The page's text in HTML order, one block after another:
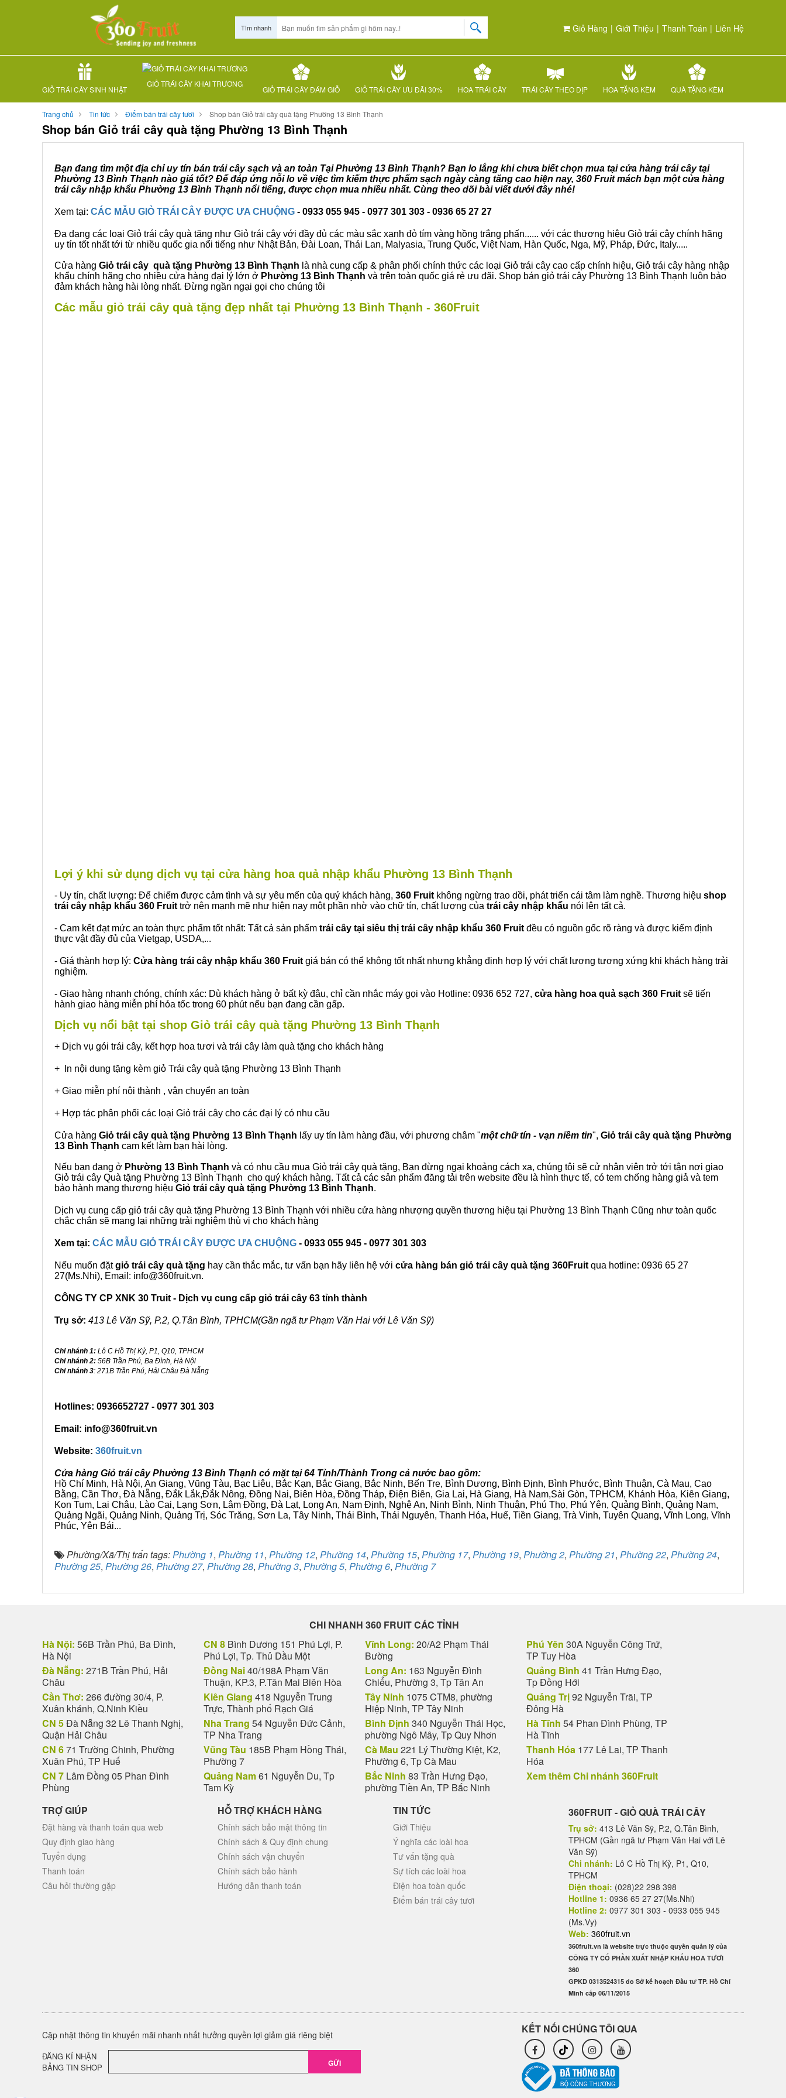
Giỏ Hàng | Giới Thiệu | Thanh Toán | Liên Hệ
Tìm nhanh
GIỎ TRÁI CÂY SINH NHẬT
GIỎ TRÁI CÂY KHAI TRƯƠNG
GIỎ TRÁI CÂY ĐÁM GIỖ GIỎ TRÁI CÂY ƯU ĐÃI 30% HOA TRÁI CÂY TRÁI CÂY THEO DỊP HOA TẶNG KÈM QUÀ TẶNG KÈM
Trang chủ Tin tức Điểm bán trái cây tươi Shop bán Giỏ trái cây quà tặng Phường 13 Bình Thạnh
Shop bán Giỏ trái cây quà tặng Phường 13 Bình Thạnh
Bạn đang tìm một địa chỉ uy tín bán trái cây sạch và an toàn Tại Phường 13 Bình Thạnh? Bạn lo lắng khi chưa biết chọn mua tại cửa hàng trái cây tại
Phường 13 Bình Thạnh nào giá tốt? Để đáp ứng nỗi lo về việc tìm kiếm thực phẩm sạch ngày càng tăng cao hiện nay, 360 Fruit mách bạn một cửa hàng
trái cây nhập khẩu Phường 13 Bình Thạnh nổi tiếng, được chọn mua nhiều nhất. Cùng theo dõi bài viết dưới đây nhé!
Xem tại: CÁC MẪU GIỎ TRÁI CÂY ĐƯỢC ƯA CHUỘNG - 0933 055 945 - 0977 301 303 - 0936 65 27 27
Đa dạng các loại Giỏ trái cây quà tặng như Giỏ trái cây với đầy đủ các màu sắc xanh đỏ tím vàng hồng trắng phấn...... với các thương hiệu Giỏ trái cây chính hãng
uy tín tốt nhất tới từ nhiều quốc gia nổi tiếng như Nhật Bản, Đài Loan, Thái Lan, Malyasia, Trung Quốc, Việt Nam, Hàn Quốc, Nga, Mỹ, Pháp, Đức, Italy.....
Cửa hàng Giỏ trái cây quà tặng Phường 13 Bình Thạnh là nhà cung cấp & phân phối chính thức các loại Giỏ trái cây cao cấp chính hiệu, Giỏ trái cây hàng nhập
khẩu chính hãng cho nhiều cửa hàng đại lý lớn ở Phường 13 Bình Thạnh và trên toàn quốc giá rẻ ưu đãi. Shop bán giỏ trái cây Phường 13 Bình Thạnh luôn bảo
đảm khách hàng hài lòng nhất. Đừng ngần ngại gọi cho chúng tôi
Các mẫu giỏ trái cây quà tặng đẹp nhất tại Phường 13 Bình Thạnh - 360Fruit
Lợi ý khi sử dụng dịch vụ tại cửa hàng hoa quả nhập khẩu Phường 13 Bình Thạnh
- Uy tín, chất lượng: Để chiếm được cảm tình và sự yêu mến của quý khách hàng, 360 Fruit không ngừng trao dồi, phát triển cái tâm làm nghề. Thương hiệu shop
trái cây nhập khẩu 360 Fruit trở nên mạnh mẽ như hiện nay một phần nhờ vào chữ tín, chất lượng của trái cây nhập khẩu nói lên tất cả.
- Cam kết đạt mức an toàn thực phẩm tốt nhất: Tất cả sản phẩm trái cây tại siêu thị trái cây nhập khẩu 360 Fruit đều có nguồn gốc rõ ràng và được kiểm định
thực vật đầy đủ của Vietgap, USDA,...
- Giá thành hợp lý: Cửa hàng trái cây nhập khẩu 360 Fruit giá bán có thể không tốt nhất nhưng khẳng định hợp lý với chất lượng tương xứng khi khách hàng trải
nghiệm.
- Giao hàng nhanh chóng, chính xác: Dù khách hàng ở bất kỳ đâu, chỉ cần nhắc máy gọi vào Hotline: 0936 652 727, cửa hàng hoa quả sạch 360 Fruit sẽ tiến
hành giao hàng miễn phí hỏa tốc trong 60 phút nếu bạn đang cần gấp.
Dịch vụ nổi bật tại shop Giỏ trái cây quà tặng Phường 13 Bình Thạnh
+ Dịch vụ gói trái cây, kết hợp hoa tươi và trái cây làm quà tặng cho khách hàng
+ In nội dung tặng kèm giỏ Trái cây quà tặng Phường 13 Bình Thạnh
+ Giao miễn phí nội thành , vận chuyển an toàn
+ Hợp tác phân phối các loại Giỏ trái cây cho các đại lý có nhu cầu
Cửa hàng Giỏ trái cây quà tặng Phường 13 Bình Thạnh lấy uy tín làm hàng đầu, với phương châm "một chữ tín - vạn niềm tin", Giỏ trái cây quà tặng Phường
13 Bình Thạnh cam kết làm bạn hài lòng.
Nếu bạn đang ở Phường 13 Bình Thạnh và có nhu cầu mua Giỏ trái cây quà tặng, Bạn đừng ngại khoảng cách xa, chúng tôi sẽ cử nhân viên trở tới tận nơi giao
Giỏ trái cây Quà tặng Phường 13 Bình Thạnh cho quý khách hàng. Tất cả các sản phẩm đăng tải trên website đều là hình thực tế, có tem chống hàng giả và tem
bảo hành mang thương hiệu Giỏ trái cây quà tặng Phường 13 Bình Thạnh.
Dịch vụ cung cấp giỏ trái cây quà tặng Phường 13 Bình Thạnh với nhiều cửa hàng nhượng quyền thương hiệu tại Phường 13 Bình Thạnh Cũng như toàn quốc
chắc chắn sẽ mang lại những trải nghiệm thù vị cho khách hàng
Xem tại: CÁC MẪU GIỎ TRÁI CÂY ĐƯỢC ƯA CHUỘNG - 0933 055 945 - 0977 301 303
Nếu muốn đặtgiỏ trái cây quà tặng hay cần thắc mắc, tư vấn bạn hãy liên hệ với cửa hàng bán giỏ trái cây quà tặng 360Fruit qua hotline: 0936 65 27
27(Ms.Nhi), Email: info@360fruit.vn.
CÔNG TY CP XNK 30 Truit - Dịch vụ cung cấp giỏ trái cây 63 tỉnh thành
Trụ sở: 413 Lê Văn Sỹ, P.2, Q.Tân Bình, TPHCM(Gần ngã tư Phạm Văn Hai với Lê Văn Sỹ)
Chi nhánh 1: Lô C Hồ Thị Kỷ, P1, Q10, TPHCM
Chi nhánh 2: 56B Trần Phú, Ba Đình, Hà Nội
Chi nhánh 3: 271B Trần Phú, Hải Châu Đà Nẵng
Hotlines: 0936652727 - 0977 301 303
Email: info@360fruit.vn
Website: 360fruit.vn
Cửa hàng Giỏ trái cây Phường 13 Bình Thạnh có mặt tại 64 Tỉnh/Thành Trong cả nước bao gồm:
Hồ Chí Minh, Hà Nội, An Giang, Vũng Tàu, Bạc Liêu, Bắc Kạn, Bắc Giang, Bắc Ninh, Bến Tre, Bình Dương, Bình Định, Bình Phước, Bình Thuận, Cà Mau, Cao
Bằng, Cần Thơ, Đà Nẵng, Đắk Lắk,Đắk Nông, Đồng Nai, Biên Hòa, Đồng Tháp, Điện Biên, Gia Lai, Hà Giang, Hà Nam,Sài Gòn, TPHCM, Khánh Hòa, Kiên Giang,
Kon Tum, Lai Châu, Lào Cai, Lạng Sơn, Lâm Đồng, Đà Lạt, Long An, Nam Định, Nghệ An, Ninh Bình, Ninh Thuận, Phú Thọ, Phú Yên, Quảng Bình, Quảng Nam,
Quảng Ngãi, Quảng Ninh, Quảng Trị, Sóc Trăng, Sơn La, Tây Ninh, Thái Bình, Thái Nguyên, Thanh Hóa, Huế, Tiền Giang, Trà Vinh, Tuyên Quang, Vĩnh Long, Vĩnh
Phúc, Yên Bái...
Phường/Xã/Thị trấn tags:Phường 1, Phường 11, Phường 12, Phường 14, Phường 15, Phường 17, Phường 19, Phường 2, Phường 21, Phường 22, Phường 24,
Phường 25, Phường 26, Phường 27, Phường 28, Phường 3, Phường 5, Phường 6, Phường 7
CHI NHANH 360 FRUIT CÁC TỈNH
Hà Nội: 56B Trần Phú, Ba Đình,
Hà Nội
Đà Nẵng: 271B Trần Phú, Hải
Châu
Cần Thơ: 266 đường 30/4, P.
Xuân khánh, Q.Ninh Kiều
CN 5Đà Nẵng 32 Lê Thanh Nghị,
Quận Hải Châu
CN 671 Trường Chinh, Phường
Xuân Phú, TP Huế
CN 7 Lâm Đồng 05 Phan Đình
Phùng
CN 8 Bình Dương 151 Phú Lợi, P.
Phú Lợi, Tp. Thủ Dầu Một
Đồng Nai40/198A Phạm Văn
Thuận, KP.3, P.Tân Mai Biên Hòa
Kiên Giang 418 Nguyễn Trung
Trực, Thành phố Rạch Giá
Nha Trang 54 Nguyễn Đức Cảnh,
TP Nha Trang
Vũng Tàu 185B Phạm Hồng Thái,
Phường 7
Quảng Nam61 Nguyễn Du, Tp
Tam Kỳ
Vĩnh Long: 20/A2 Phạm Thái
Bường
Long An: 163 Nguyễn Đình
Chiểu, Phường 3, Tp Tân An
Tây Ninh 1075 CTM8, phường
Hiệp Ninh, TP Tây Ninh
Bình Định 340 Nguyễn Thái Học,
phường Ngô Mây, Tp Quy Nhơn
Cà Mau 221 Lý Thường Kiệt, K2,
Phường 6, Tp Cà Mau
Bắc Ninh 83 Trần Hưng Đạo,
phường Tiền An, TP Bắc Ninh
Phú Yên 30A Nguyễn Công Trứ,
TP Tuy Hòa
Quảng Bình 41 Trần Hưng Đạo,
Tp Đồng Hới
Quảng Trị92 Nguyễn Trãi, TP
Đông Hà
Hà Tĩnh 54 Phan Đình Phùng, TP
Hà Tĩnh
Thanh Hóa 177 Lê Lai, TP Thanh
Hóa
Xem thêm Chi nhánh 360Fruit
TRỢ GIÚP
Đặt hàng và thanh toán qua web
Quy định giao hàng
Tuyển dụng
Thanh toán
Câu hỏi thường gặp
HỖ TRỢ KHÁCH HÀNG
Chính sách bảo mật thông tin
Chính sách & Quy định chung
Chính sách vận chuyển
Chính sách bảo hành
Hướng dẫn thanh toán
TIN TỨC
Giới Thiệu
Ý nghĩa các loài hoa
Tư vấn tặng quà
Sự tích các loài hoa
Điện hoa toàn quốc
Điểm bán trái cây tươi
360FRUIT - GIỎ QUÀ TRÁI CÂY
Trụ sở: 413 Lê Văn Sỹ, P.2, Q.Tân Bình,
TPHCM (Gần ngã tư Phạm Văn Hai với Lê
Văn Sỹ)
Chi nhánh: Lô C Hồ Thị Kỷ, P1, Q10,
TPHCM
Điện thoại: (028)22 298 398
Hotline 1: 0936 65 27 27(Ms.Nhi)
Hotline 2: 0977 301 303 - 0933 055 945
(Ms.Vy)
Web: 360fruit.vn
360fruit.vn là website trực thuộc quyền quản lý của
CÔNG TY CỔ PHẦN XUẤT NHẬP KHẨU HOA TƯƠI
360
GPKD 0313524315 do Sở kế hoạch Đầu tư TP. Hồ Chí
Minh cấp 06/11/2015
Cập nhật thông tin khuyến mãi nhanh nhất hưởng quyền lợi giảm giá riêng biệt
ĐĂNG KÍ NHẬN
BẢNG TIN SHOP
GỬI
KẾT NỐI CHÚNG TÔI QUA